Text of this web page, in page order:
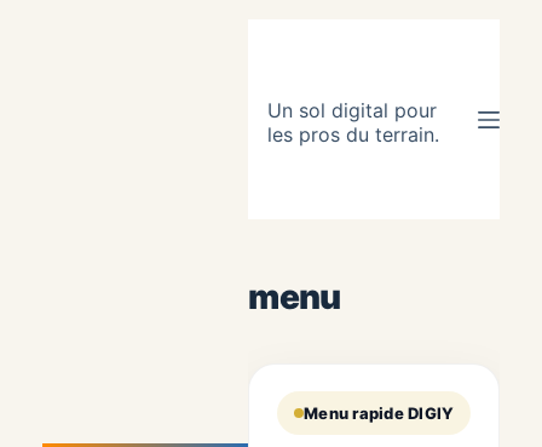
Un sol digital pour
les pros du terrain.
menu
Menu rapide DIGIY